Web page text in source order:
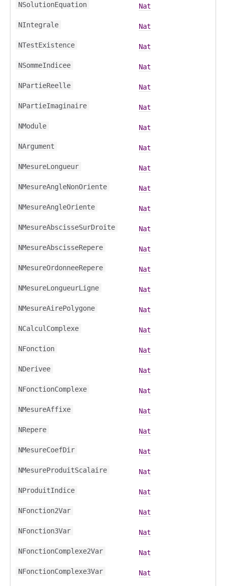
NSolutionEquation Nat
NIntegrale Nat
NTestExistence Nat
NSommeIndicee Nat
NPartieReelle Nat
NPartieImaginaire Nat
NModule Nat
NArgument Nat
NMesureLongueur Nat
NMesureAngleNonOriente Nat
NMesureAngleOriente Nat
NMesureAbscisseSurDroite Nat
NMesureAbscisseRepere Nat
NMesureOrdonneeRepere Nat
NMesureLongueurLigne Nat
NMesureAirePolygone Nat
NCalculComplexe Nat
NFonction Nat
NDerivee Nat
NFonctionComplexe Nat
NMesureAffixe Nat
NRepere Nat
NMesureCoefDir Nat
NMesureProduitScalaire Nat
NProduitIndice Nat
NFonction2Var Nat
NFonction3Var Nat
NFonctionComplexe2Var Nat
NFonctionComplexe3Var Nat